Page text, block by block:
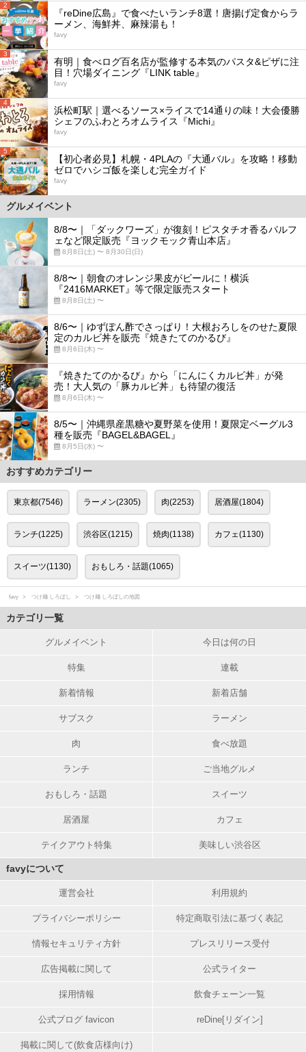
2
『reDine広島』で食べたいランチ8選！唐揚げ定食からラ
ーメン、海鮮丼、麻辣湯も！
favy
3
有明｜食べログ百名店が監修する本気のパスタ&ピザに注
目！穴場ダイニング『LINK table』
favy
4
浜松町駅｜選べるソース×ライスで14通りの味！大会優勝
シェフのふわとろオムライス『Michi』
favy
5
【初心者必見】札幌・4PLAの『大通バル』を攻略！移動
ゼロでハシゴ飯を楽しむ完全ガイド
favy
グルメイベント
8/8〜｜「ダックワーズ」が復刻！ピスタチオ香るパルフ
ェなど限定販売『ヨックモック青山本店』
8月8日(土) 〜 8月30日(日)
8/8〜｜朝食のオレンジ果皮がビールに！横浜
『2416MARKET』等で限定販売スタート
8月8日(土) 〜
8/6〜｜ゆずぽん酢でさっぱり！大根おろしをのせた夏限
定のカルビ丼を販売『焼きたてのかるび』
8月6日(木) 〜
『焼きたてのかるび』から「にんにくカルビ丼」が発
売！大人気の「豚カルビ丼」も待望の復活
8月6日(木) 〜
8/5〜｜沖縄県産黒糖や夏野菜を使用！夏限定ベーグル3
種を販売『BAGEL&BAGEL』
8月5日(水) 〜
おすすめカテゴリー
東京都(7546) ラーメン(2305) 肉(2253) 居酒屋(1804)
ランチ(1225) 渋谷区(1215) 焼肉(1138) カフェ(1130)
スイーツ(1130) おもしろ・話題(1065)
favy つけ麺 しろぼし つけ麺 しろぼしの地図
カテゴリ一覧
グルメイベント 今日は何の日
特集 連載
新着情報 新着店舗
サブスク ラーメン
肉 食べ放題
ランチ ご当地グルメ
おもしろ・話題 スイーツ
居酒屋 カフェ
テイクアウト特集 美味しい渋谷区
favyについて
運営会社 利用規約
プライバシーポリシー 特定商取引法に基づく表記
情報セキュリティ方針 プレスリリース受付
広告掲載に関して 公式ライター
採用情報 飲食チェーン一覧
公式ブログ favicon reDine[リダイン]
掲載に関して(飲食店様向け)